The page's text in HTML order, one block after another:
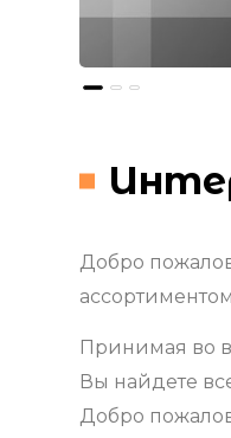
Добро
Принимая во
Вы найдете
Добро